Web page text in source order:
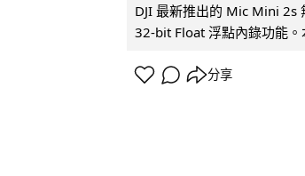
DJI 最新推出的 Mic Mini 2s
32-bit Float 浮點內錄功能。
分享